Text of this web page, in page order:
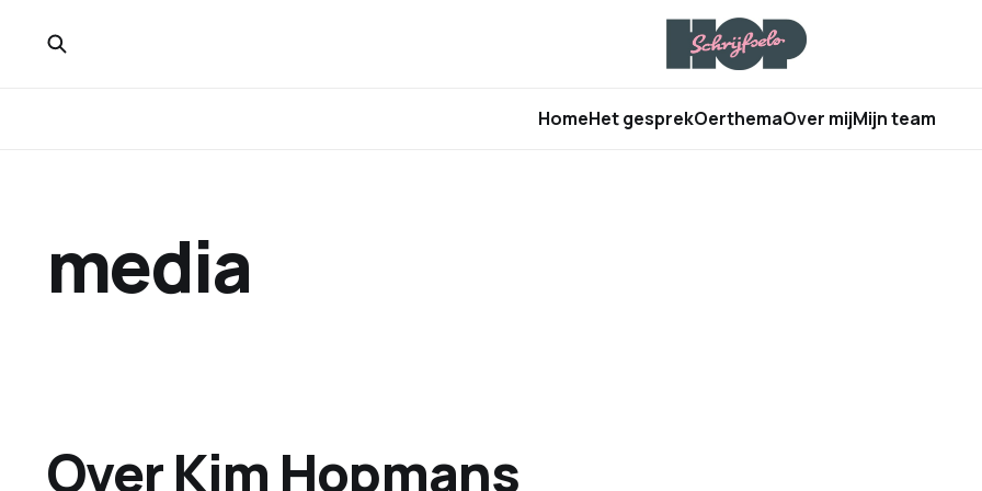
HomeHet gesprekOerthemaOver mijMijn team
media
Over Kim Hopmans